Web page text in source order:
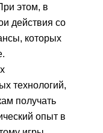
этом, в
действия со
которых
технологий,
получать
опыт в